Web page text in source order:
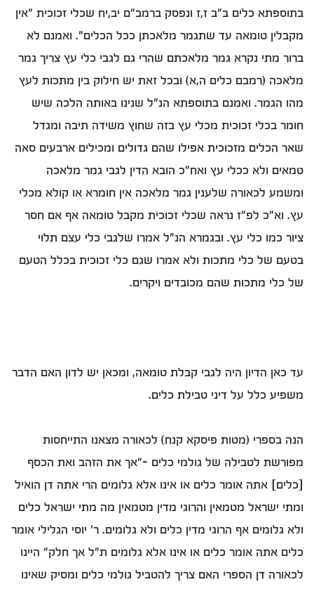
בתוספתא כלים ב"ב ז,ז ונפסק ברמב"ם יב,יח שכלי זכוכית "אין
מקבלין טומאה עד שתגמר מלאכתן ככל הכלים". ואמנם לא
ברור מתי נקרא גמר מלאכתם שהרי גם לגבי כלי עץ צריך גמר
מלאכה (רמבם כלים ה,א) ובכל זאת יש חילוק בין מתכות לעץ
מהו הגמר. ואמנם בתוספתא הנ"ל שנינו באותה הלכה שיש
חומר בכלי זכוכית מכלי עץ בזה שחוץ משידה תיבה ומגדל
שאר הכלים מזכוכית אפילו שהם גדולים ומכילים ארבעים סאה
טמאים ולא ככלי עץ ואח"כ הובא הדין לגבי גמר מלאכה
ומשמע לכאורה שלענין גמר מלאכה אין חומרא או קולא מכלי
עץ. וא"כ לפ"ז נראה שכלי זכוכית מקבל טומאה אף אם חסר
ציור כמו כלי עץ. ובגמרא הנ"ל אמרו שלגבי כלי עצם תלוי
בטעם של כלי מתכות ולא אמרו שגם כלי זכוכית בכלל הטעם
של כלי מתכות שהם מכובדים ויקרים.
עד כאן הדיון היה לגבי קבלת טומאה, ומכאן יש לדון האם הדבר
משפיע כלל על דיני טבילת כלים.
הנה בספרי (מטות פיסקא קנח) לכאורה מצאנו התייחסות
מפורשת לטבילה של גולמי כלים –"אך את הזהב ואת הכסף
[כלים] אתה אומר כלים או אינו אלא גלומים הרי אתה דן הואיל
ומתי ישראל מטמאין והרוגי מדין מטמאין מה מתי ישראל כלים
ולא גלומים אף הרוגי מדין כלים ולא גלומים. ר' יוסי הגלילי אומר
כלים אתה אומר כלים או אינו אלא גלומים ת"ל אך חלק" היינו
לכאורה דן הספרי האם צריך להטביל גולמי כלים ומסיק שאינו